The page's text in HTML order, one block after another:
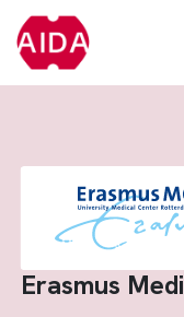
Erasmus